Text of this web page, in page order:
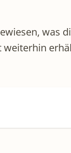
was
weiterhin